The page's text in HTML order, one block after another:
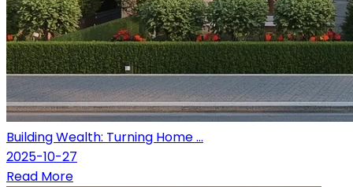
Building Wealth: Turning Home ...
2025-10-27
Read More